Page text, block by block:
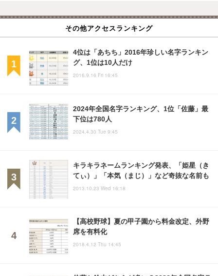
その他アクセスランキング
4位は「あちち」2016年珍しい名字ランキン
グ、1位は10人だけ
2016.9.16 Fri 16:45
2024年全国名字ランキング、1位「佐藤」最
下位は780人
2024.4.30 Tue 9:45
キラキラネームランキング発表、「姫星（き
てぃ）」「本気（まじ）」など奇抜な名前も
2013.10.23 Wed 16:18
【高校野球】夏の甲子園から料金改定、外野
席を有料化
2018.4.12 Thu 14:45